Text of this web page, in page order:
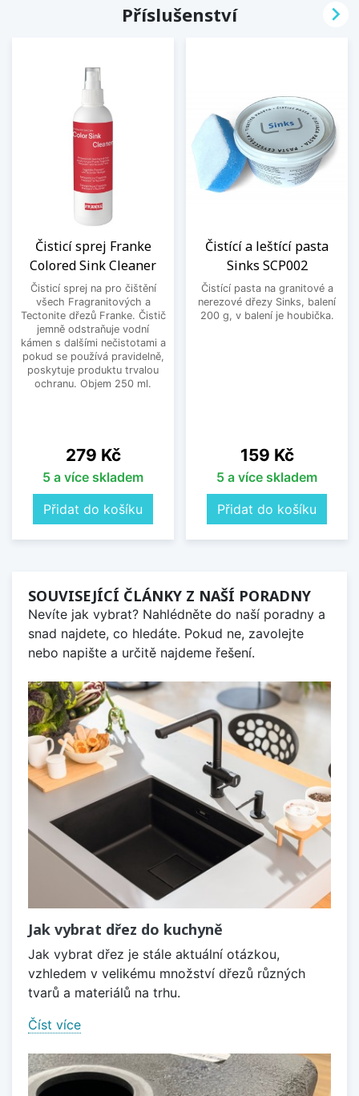
Příslušenství
Čisticí sprej Franke
Colored Sink Cleaner
Čisticí sprej na pro čištění
všech Fragranitových a
Tectonite dřezů Franke. Čistič
jemně odstraňuje vodní
kámen s dalšími nečistotami a
pokud se používá pravidelně,
poskytuje produktu trvalou
ochranu. Objem 250 ml.
Cena
279 Kč
5 a více skladem
Přidat do košíku
Čistící a leštící pasta
Sinks SCP002
Čistící pasta na granitové a
nerezové dřezy Sinks, balení
200 g, v balení je houbička.
Cena
159 Kč
5 a více skladem
Přidat do košíku

SOUVISEJÍCÍ ČLÁNKY Z NAŠÍ PORADNY
Nevíte jak vybrat? Nahlédněte do naší poradny a
snad najdete, co hledáte. Pokud ne, zavolejte
nebo napište a určitě najdeme řešení.
Jak vybrat dřez do kuchyně
Jak vybrat dřez je stále aktuální otázkou,
vzhledem v velikému množství dřezů různých
tvarů a materiálů na trhu.
Číst více